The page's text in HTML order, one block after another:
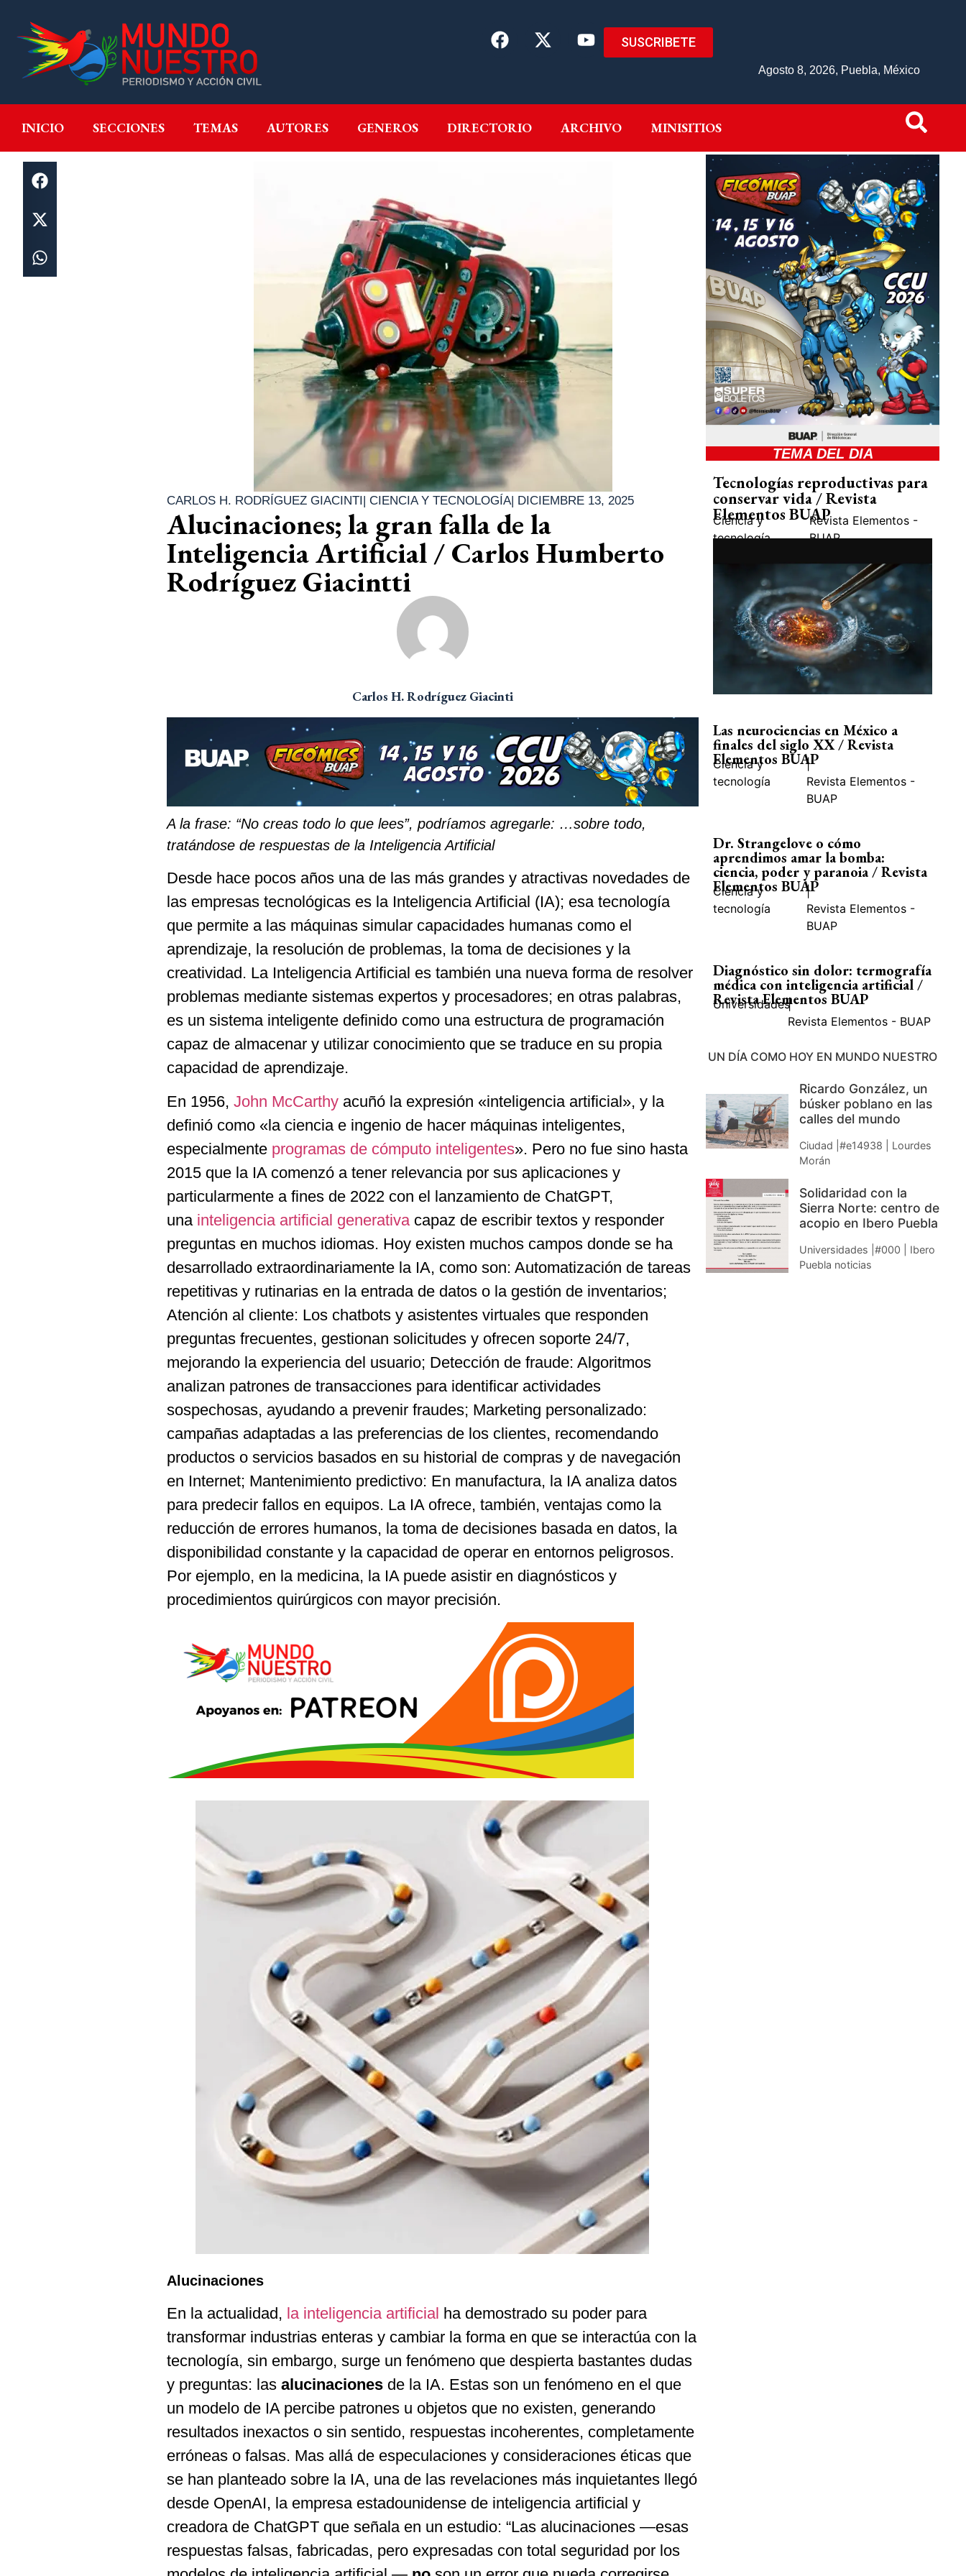
SUSCRIBETE
Agosto 8, 2026, Puebla, México
INICIO SECCIONES TEMAS AUTORES GENEROS DIRECTORIO ARCHIVO MINISITIOS
INICIO SECCIONES GENEROS DIRECTORIO ARCHIVO MINISITIOS
CARLOS H. RODRÍGUEZ GIACINTI| CIENCIA Y TECNOLOGÍA| DICIEMBRE 13, 2025
Alucinaciones; la gran falla de la
Inteligencia Artificial / Carlos Humberto
Rodríguez Giacintti
Carlos H. Rodríguez Giacinti
A la frase: “No creas todo lo que lees”, podríamos agregarle: …sobre todo,
tratándose de respuestas de la Inteligencia Artificial
Desde hace pocos años una de las más grandes y atractivas novedades de
las empresas tecnológicas es la Inteligencia Artificial (IA); esa tecnología
que permite a las máquinas simular capacidades humanas como el
aprendizaje, la resolución de problemas, la toma de decisiones y la
creatividad. La Inteligencia Artificial es también una nueva forma de resolver
problemas mediante sistemas expertos y procesadores; en otras palabras,
es un sistema inteligente definido como una estructura de programación
capaz de almacenar y utilizar conocimiento que se traduce en su propia
capacidad de aprendizaje.
En 1956, John McCarthy acuñó la expresión «inteligencia artificial», y la
definió como «la ciencia e ingenio de hacer máquinas inteligentes,
especialmente programas de cómputo inteligentes». Pero no fue sino hasta
2015 que la IA comenzó a tener relevancia por sus aplicaciones y
particularmente a fines de 2022 con el lanzamiento de ChatGPT,
una inteligencia artificial generativacapaz de escribir textos y responder
preguntas en muchos idiomas. Hoy existen muchos campos donde se ha
desarrollado extraordinariamente la IA, como son: Automatización de tareas
repetitivas y rutinarias en la entrada de datos o la gestión de inventarios;
Atención al cliente: Los chatbots y asistentes virtuales que responden
preguntas frecuentes, gestionan solicitudes y ofrecen soporte 24/7,
mejorando la experiencia del usuario; Detección de fraude: Algoritmos
analizan patrones de transacciones para identificar actividades
sospechosas, ayudando a prevenir fraudes; Marketing personalizado:
campañas adaptadas a las preferencias de los clientes, recomendando
productos o servicios basados en su historial de compras y de navegación
en Internet; Mantenimiento predictivo: En manufactura, la IA analiza datos
para predecir fallos en equipos. La IA ofrece, también, ventajas como la
reducción de errores humanos, la toma de decisiones basada en datos, la
disponibilidad constante y la capacidad de operar en entornos peligrosos.
Por ejemplo, en la medicina, la IA puede asistir en diagnósticos y
procedimientos quirúrgicos con mayor precisión.
Alucinaciones
En la actualidad, la inteligencia artificial ha demostrado su poder para
transformar industrias enteras y cambiar la forma en que se interactúa con la
tecnología, sin embargo, surge un fenómeno que despierta bastantes dudas
y preguntas: las alucinaciones de la IA. Estas son un fenómeno en el que
un modelo de IA percibe patrones u objetos que no existen, generando
resultados inexactos o sin sentido, respuestas incoherentes, completamente
erróneas o falsas. Mas allá de especulaciones y consideraciones éticas que
se han planteado sobre la IA, una de las revelaciones más inquietantes llegó
desde OpenAI, la empresa estadounidense de inteligencia artificial y
creadora de ChatGPT que señala en un estudio: “Las alucinaciones —esas
respuestas falsas, fabricadas, pero expresadas con total seguridad por los
TEMA DEL DIA
Tecnologías reproductivas para
conservar vida / Revista
Elementos BUAP
Ciencia y
tecnología
Revista Elementos -
BUAP
Las neurociencias en México a
finales del siglo XX / Revista
Elementos BUAP
Ciencia y
tecnología
|
Revista Elementos -
BUAP
Dr. Strangelove o cómo
aprendimos amar la bomba:
ciencia, poder y paranoia / Revista
Elementos BUAP
Ciencia y
tecnología
|
Revista Elementos -
BUAP
Diagnóstico sin dolor: termografía
médica con inteligencia artificial /
Revista Elementos BUAP
Universidades|
Revista Elementos - BUAP
UN DÍA COMO HOY EN MUNDO NUESTRO
Ricardo González, un
búsker poblano en las
calles del mundo
Ciudad |#e14938 | Lourdes
Morán
Solidaridad con la
Sierra Norte: centro de
acopio en Ibero Puebla
Universidades |#000 | Ibero
Puebla noticias